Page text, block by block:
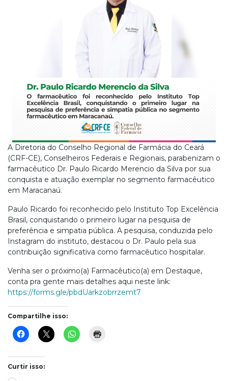
A Diretoria do Conselho Regional de Farmácia do Ceará
(CRF-CE), Conselheiros Federais e Regionais, parabenizam o
farmacêutico Dr. Paulo Ricardo Merencio da Silva por sua
conquista e atuação exemplar no segmento farmacêutico
em Maracanaú.
Paulo Ricardo foi reconhecido pelo Instituto Top Excelência
Brasil, conquistando o primeiro lugar na pesquisa de
preferência e simpatia pública. A pesquisa, conduzida pelo
Instagram do instituto, destacou o Dr. Paulo pela sua
contribuição significativa como farmacêutico hospitalar.
Venha ser o próximo(a) Farmacêutico(a) em Destaque,
conta pra gente mais detalhes aqui neste link:
https://forms.gle/pbdUarkzobrrzemt7
Compartilhe isso:
Curtir isso: